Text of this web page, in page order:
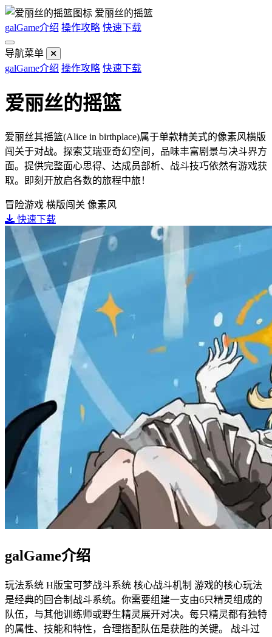
爱丽丝的摇篮
galGame介绍 操作攻略 快速下载
导航菜单
galGame介绍 操作攻略 快速下载
爱丽丝的摇篮
爱丽丝其摇篮(Alice in birthplace)属于单款精美式的像素风横版
闯关于对战。探索艾瑞亚奇幻空间，品味丰富剧景与决斗界方
面。提供完整面心思得、达成员部析、战斗技巧依然有游戏获
取。即刻开放启各数的旅程中旅！
冒险游戏 横版闯关 像素风
快速下载
galGame介绍
玩法系统 H版宝可梦战斗系统 核心战斗机制 游戏的核心玩法
是经典的回合制战斗系统。你需要组建一支由6只精灵组成的
队伍，与其他训练师或野生精灵展开对决。每只精灵都有独特
的属性、技能和特性，合理搭配队伍是获胜的关键。 战斗过